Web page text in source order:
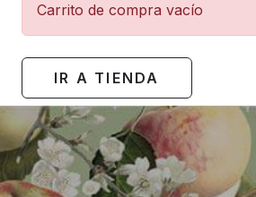
Carrito de compra vacío
IR A TIENDA